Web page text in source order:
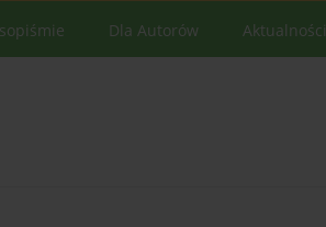
Dla Autorów Aktualności